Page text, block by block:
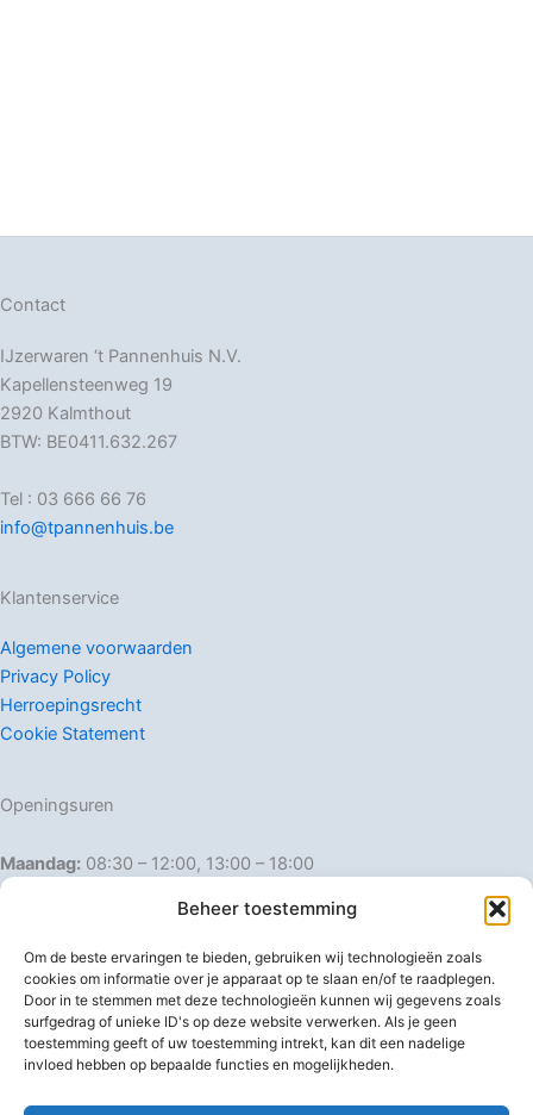
Beheer toestemming
Om de beste ervaringen te bieden, gebruiken wij technologieën zoals
cookies om informatie over je apparaat op te slaan en/of te raadplegen.
Door in te stemmen met deze technologieën kunnen wij gegevens zoals
surfgedrag of unieke ID's op deze website verwerken. Als je geen
toestemming geeft of uw toestemming intrekt, kan dit een nadelige
invloed hebben op bepaalde functies en mogelijkheden.
Contact
IJzerwaren ‘t Pannenhuis N.V.
Kapellensteenweg 19
2920 Kalmthout
BTW: BE0411.632.267
Tel : 03 666 66 76
info@tpannenhuis.be
Klantenservice
Algemene voorwaarden
Privacy Policy
Herroepingsrecht
Cookie Statement
Openingsuren
Maandag: 08:30 – 12:00, 13:00 – 18:00
Dinsdag:
08:30 – 12:00, 13:00 – 18:00
Donderdag: 08:30 – 12:00, 13:00 – 18:00
Vrijdag: 08:30 – 12:00, 13:00 – 18:00
Zaterdag: 08:30 – 16:00
Zondag: Gesloten